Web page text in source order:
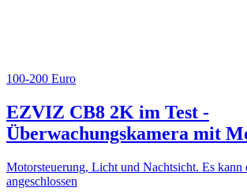
100-200 Euro
EZVIZ CB8 2K im Test -
Überwachungskamera mit
Motorsteuerung, Licht und Nachtsicht. Es kann
angeschlossen